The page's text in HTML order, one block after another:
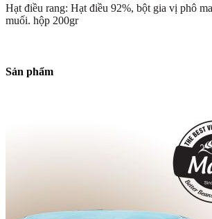
Hạt điều rang: Hạt điều 92%, bột gia vị phô
muối. hộp 200gr
Sản phẩm